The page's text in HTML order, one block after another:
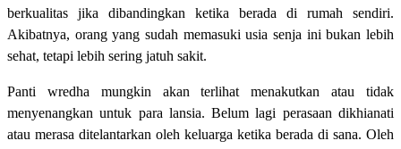
berkualitas jika dibandingkan ketika berada di rumah sendiri.
Akibatnya, orang yang sudah memasuki usia senja ini bukan lebih
sehat, tetapi lebih sering jatuh sakit.
Panti wredha mungkin akan terlihat menakutkan atau tidak
menyenangkan untuk para lansia. Belum lagi perasaan dikhianati
atau merasa ditelantarkan oleh keluarga ketika berada di sana. Oleh